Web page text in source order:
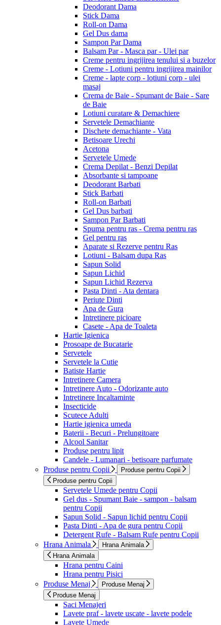
Deodorant Dama
Stick Dama
Roll-on Dama
Gel Dus dama
Sampon Par Dama
Balsam Par - Masca par - Ulei par
Creme pentru ingrijirea tenului si a buzelor
Creme - Lotiuni pentru ingrijirea mainilor
Creme - lapte corp - lotiuni corp - ulei
masaj
Crema de Baie - Spumant de Baie - Sare
de Baie
Lotiuni curatare & Demachiere
Servetele Demachiante
Dischete demachiante - Vata
Betisoare Urechi
Acetona
Servetele Umede
Crema Depilat - Benzi Depilat
Absorbante si tampoane
Deodorant Barbati
Stick Barbati
Roll-on Barbati
Gel Dus barbati
Sampon Par Barbati
Spuma pentru ras - Crema pentru ras
Gel pentru ras
Aparate si Rezerve pentru Ras
Lotiuni - Balsam dupa Ras
Sapun Solid
Sapun Lichid
Sapun Lichid Rezerva
Pasta Dinti - Ata dentara
Periute Dinti
Apa de Gura
Intretinere picioare
Casete - Apa de Toaleta
Hartie Igienica
Prosoape de Bucatarie
Servetele
Servetele la Cutie
Batiste Hartie
Intretinere Camera
Intretinere Auto - Odorizante auto
Intretinere Incaltaminte
Insecticide
Scutece Adulti
Hartie igienica umeda
Baterii - Becuri - Prelungitoare
Alcool Sanitar
Produse pentru lipit
Candele - Lumanari - betisoare parfumate
Produse pentru Copii
Produse pentru Copii
Produse pentru Copii
Servetele Umede pentru Copii
Gel dus - Spumant Baie - sampon - balsam
pentru Copii
Sapun Solid - Sapun lichid pentru Copii
Pasta Dinti - Apa de gura pentru Copii
Detergent Rufe - Balsam Rufe pentru Copii
Hrana Animala
Hrana Animala
Hrana Animala
Hrana pentru Caini
Hrana pentru Pisici
Produse Menaj
Produse Menaj
Produse Menaj
Saci Menajeri
Lavete praf - lavete uscate - lavete podele
Lavete Umede